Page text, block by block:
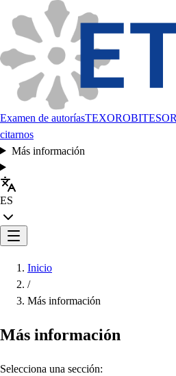
Examen de autoríasTEXOROBITESO
citarnos
Más información
ES
Inicio
/
Más información
Más información
Selecciona una sección: